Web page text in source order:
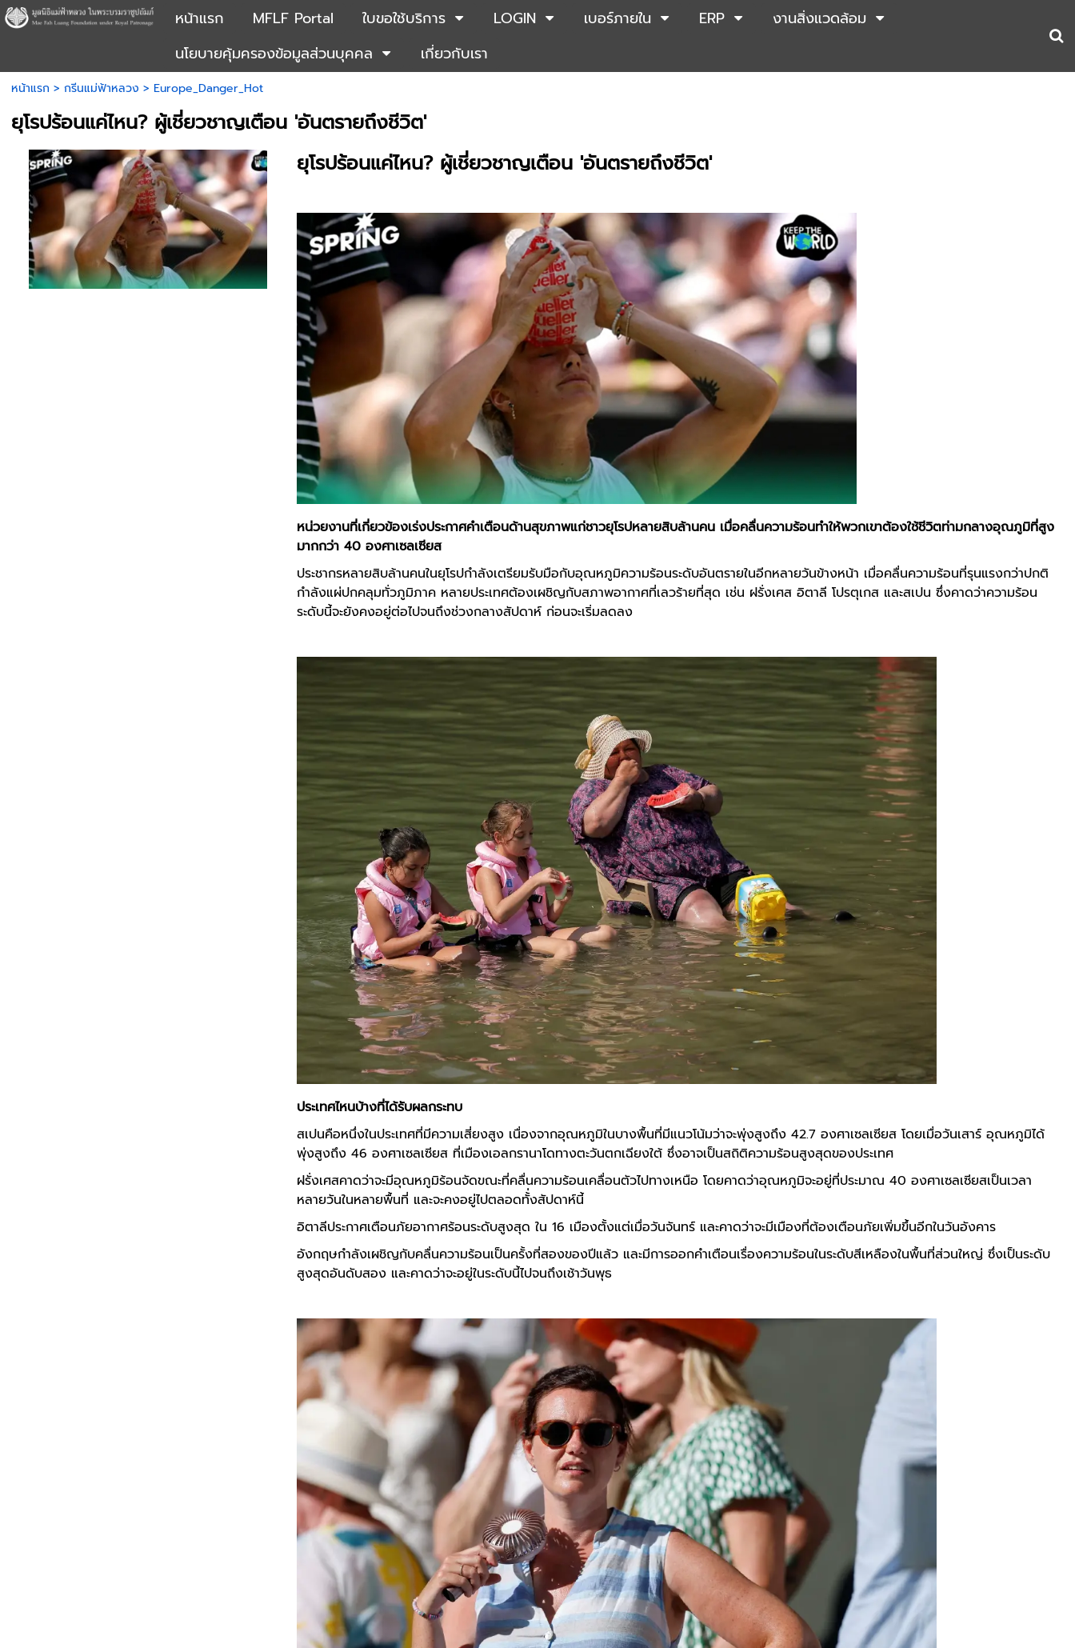
หน้าแรก MFLF Portal ใบขอใช้บริการ LOGIN เบอร์ภายใน ERP
งานสิ่งแวดล้อม
นโยบายคุ้มครองข้อมูลส่วนบุคคล
เกี่ยวกับเรา
หน้าแรก > กรีนแม่ฟ้าหลวง > Europe_Danger_Hot
ยุโรปร้อนแค่ไหน? ผู้เชี่ยวชาญเตือน 'อันตรายถึงชีวิต'
ยุโรปร้อนแค่ไหน? ผู้เชี่ยวชาญเตือน 'อันตรายถึงชีวิต'
หน่วยงานที่เกี่ยวข้องเร่งประกาศคำเตือนด้านสุขภาพแก่ชาวยุโรปหลายสิบล้านคน เมื่อคลื่นความร้อนทำให้พวกเขาต้องใช้ชีวิตท่ามกลางอุณภูมิที่สูง
มากกว่า 40 องศาเซลเซียส
ประชากรหลายสิบล้านคนในยุโรปกำลังเตรียมรับมือกับอุณหภูมิความร้อนระดับอันตรายในอีกหลายวันข้างหน้า เมื่อคลื่นความร้อนที่รุนแรงกว่าปกติ
กำลังแผ่ปกคลุมทั่วภูมิภาค หลายประเทศต้องเผชิญกับสภาพอากาศที่เลวร้ายที่สุด เช่น ฝรั่งเศส อิตาลี โปรตุเกส และสเปน ซึ่งคาดว่าความร้อน
ระดับนี้จะยังคงอยู่ต่อไปจนถึงช่วงกลางสัปดาห์ ก่อนจะเริ่มลดลง
ประเทศไหนบ้างที่ได้รับผลกระทบ
สเปนคือหนึ่งในประเทศที่มีความเสี่ยงสูง เนื่องจากอุณหภูมิในบางพื้นที่มีแนวโน้มว่าจะพุ่งสูงถึง 42.7 องศาเซลเซียส โดยเมื่อวันเสาร์ อุณหภูมิได้
พุ่งสูงถึง 46 องศาเซลเซียส ที่เมืองเอลกรานาโดทางตะวันตกเฉียงใต้ ซึ่งอาจเป็นสถิติความร้อนสูงสุดของประเทศ
ฝรั่งเศสคาดว่าจะมีอุณหภูมิร้อนจัดขณะที่คลื่นความร้อนเคลื่อนตัวไปทางเหนือ โดยคาดว่าอุณหภูมิจะอยู่ที่ประมาณ 40 องศาเซลเซียสเป็นเวลา
หลายวันในหลายพื้นที่ และจะคงอยู่ไปตลอดทั้่งสัปดาห์นี้
อิตาลีประกาศเตือนภัยอากาศร้อนระดับสูงสุด ใน 16 เมืองตั้งแต่เมื่อวันจันทร์ และคาดว่าจะมีเมืองที่ต้องเตือนภัยเพิ่มขึ้นอีกในวันอังคาร
อังกฤษกำลังเผชิญกับคลื่นความร้อนเป็นครั้งที่สองของปีแล้ว และมีการออกคำเตือนเรื่องความร้อนในระดับสีเหลืองในพื้นที่ส่วนใหญ่ ซึ่งเป็นระดับ
สูงสุดอันดับสอง และคาดว่าจะอยู่ในระดับนี้ไปจนถึงเช้าวันพุธ